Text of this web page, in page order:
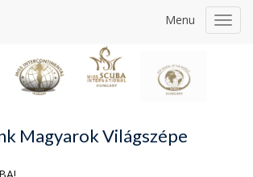
Menu
Magyarok Világszépe